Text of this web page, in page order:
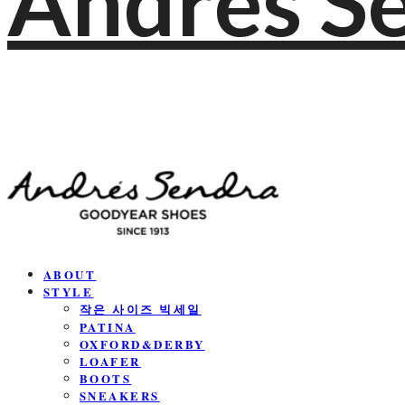
ABOUT
STYLE
작은 사이즈 빅세일
PATINA
OXFORD&DERBY
LOAFER
BOOTS
SNEAKERS